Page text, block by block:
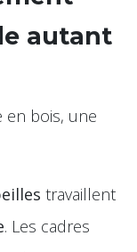
autant
en bois, une
travaillent
. Les cadres